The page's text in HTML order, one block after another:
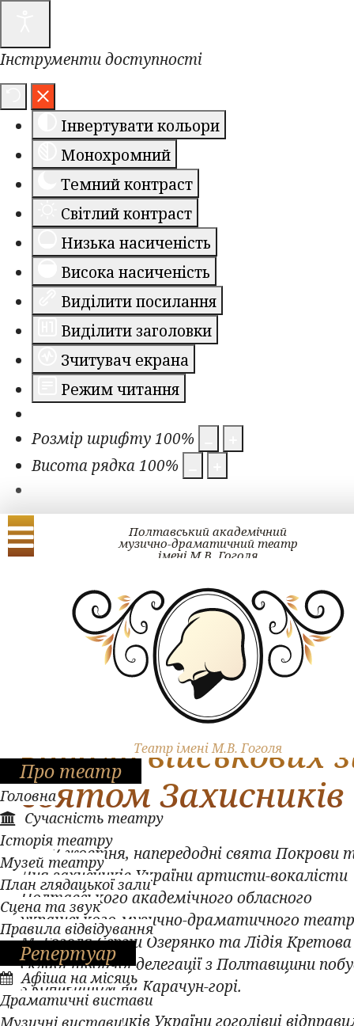
Інструменти доступності
Інвертувати кольори
Монохромний
Темний контраст
Світлий контраст
Низька насиченість
Висока насиченість
Виділити посилання
Виділити заголовки
Зчитувач екрана
Режим читання
Розмір шрифту100%
Висота рядка100%
Театр імені М.В. Гоголя
Про театр
Головна
Сучасність театру
Історія театру
Музей театру
План глядацької зали
Сцена та звук
Правила відвідування
Репертуар
Афіша на місяць
Драматичні вистави
Музичні вистави
Полтавський академічний
музично-драматичний театр
імені М.В. Гоголя
ЗМІ про нас
Актори театру
вітали військових
святом Захисників
7 жовтня, напередодні свята Покрови
Дня захисників України артисти-вокалісти
Полтавського академічного обласного
українського музично-драматичного
М. Гоголя Сергій Озерянко та Лідія
складі творчої делегації з Полтавщини
з концертом на Карачун-горі.
До захисників України гоголівці